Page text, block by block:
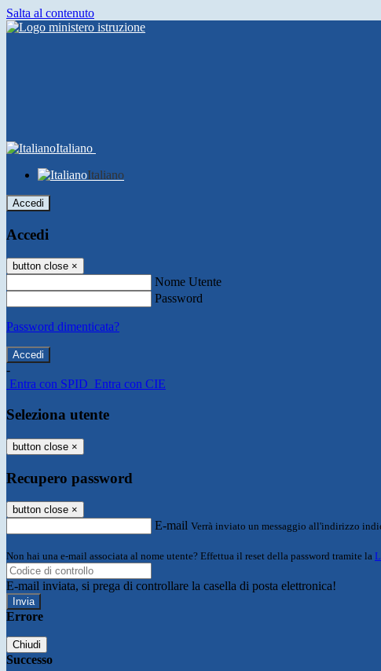
Salta al contenuto
Italiano
Italiano
Accedi
Accedi
button close ×
Nome Utente
Password
Password dimenticata?
-
Entra con SPID Entra con CIE
Seleziona utente
button close ×
Recupero password
button close ×
E-mail Verrà inviato un messaggio all'indirizzo
Non hai una e-mail associata al nome utente? Effettua il reset della password tramite la
E-mail inviata, si prega di controllare la casella di posta elettronica!
Errore
Chiudi
Successo